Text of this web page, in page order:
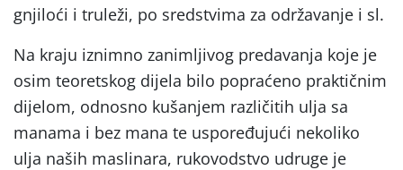
gnjiloći i truleži, po sredstvima za održavanje i sl.
Na kraju iznimno zanimljivog predavanja koje je
osim teoretskog dijela bilo popraćeno praktičnim
dijelom, odnosno kušanjem različitih ulja sa
manama i bez mana te uspoređujući nekoliko
ulja naših maslinara, rukovodstvo udruge je